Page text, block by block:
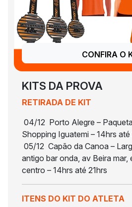
KITS DA PROVA
RETIRADA DE KIT
04/12 Porto Alegre –
Shopping Iguatemi – 14hrs até
05/12 Capão da Canoa –
antigo bar onda, av Beira mar,
centro – 14hrs até 21hrs
ITENS DO KIT DO ATLETA
CONFIRA O